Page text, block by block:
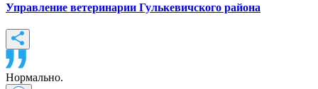
Управление ветеринарии Гулькевичского района
Нормально.